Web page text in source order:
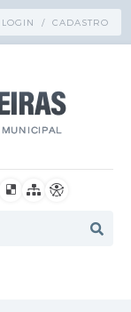
LOGIN / CADASTRO